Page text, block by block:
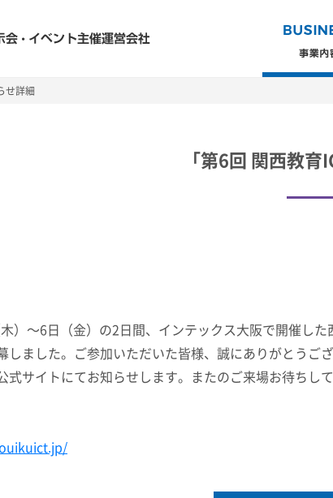
せ詳細
「第6回 関西教育
）～6日（金）の2日間、インテックス大阪で開催し
しました。ご参加いただいた皆様、誠にありがとうご
式サイトにてお知らせします。またのご来場お待ちし